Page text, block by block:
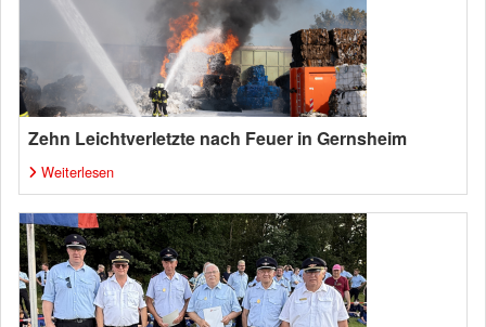
Zehn Leichtverletzte nach Feuer in Gernsheim
Weiterlesen